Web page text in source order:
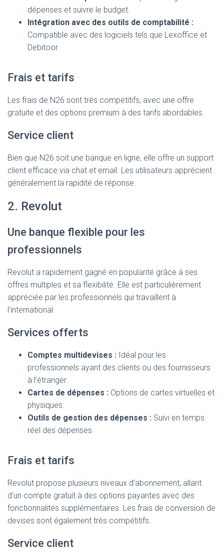
dépenses et suivre le budget.
Intégration avec des outils de comptabilité :
Compatible avec des logiciels tels que Lexoffice et
Debitoor.
Frais et tarifs
Les frais de N26 sont très compétitifs, avec une offre
gratuite et des options premium à des tarifs abordables.
Service client
Bien que N26 soit une banque en ligne, elle offre un support
client efficace via chat et email. Les utilisateurs apprécient
généralement la rapidité de réponse.
2. Revolut
Une banque flexible pour les
professionnels
Revolut a rapidement gagné en popularité grâce à ses
offres multiples et sa flexibilité. Elle est particulièrement
appréciée par les professionnels qui travaillent à
l’international.
Services offerts
Comptes multidevises : Idéal pour les
professionnels ayant des clients ou des fournisseurs
à l’étranger.
Cartes de dépenses : Options de cartes virtuelles et
physiques.
Outils de gestion des dépenses : Suivi en temps
réel des dépenses.
Frais et tarifs
Revolut propose plusieurs niveaux d’abonnement, allant
d’un compte gratuit à des options payantes avec des
fonctionnalités supplémentaires. Les frais de conversion de
devises sont également très compétitifs.
Service client